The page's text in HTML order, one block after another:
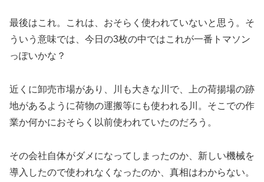
最後はこれ。これは、おそらく使われていないと思う。そ
ういう意味では、今日の3枚の中ではこれが一番トマソン
っぽいかな？
近くに卸売市場があり、川も大きな川で、上の荷揚場の跡
地があるように荷物の運搬等にも使われる川。そこでの作
業か何かにおそらく以前使われていたのだろう。
その会社自体がダメになってしまったのか、新しい機械を
導入したので使われなくなったのか、真相はわからない。